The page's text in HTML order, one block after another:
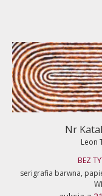
Nr
Leon
BEZ
serigrafia barwna,